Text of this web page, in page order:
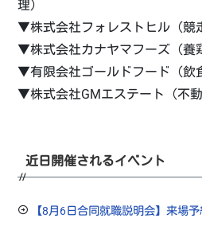
理）
▼株式会社フォレストヒル（競
▼株式会社カナヤマフーズ（養
▼有限会社ゴールドフード（飲
▼株式会社GMエステート（不動
近日開催されるイベント
【8月6日合同就職説明会】来場